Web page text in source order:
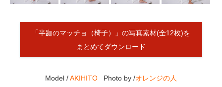
「半跏のマッチョ（椅子）」の写真素材(全12枚)を
まとめてダウンロード
Model /AKIHITO Photo by /オレンジの人